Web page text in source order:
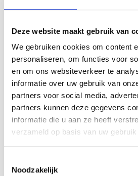
Deze website maakt gebruik van
We gebruiken cookies om content
personaliseren, om functies voor
en om ons websiteverkeer te
informatie over uw gebruik van
partners voor social media,
partners kunnen deze gegevens
informatie die u aan ze heeft
verzameld op basis van uw
Noodzakelijk
Rico Design
Borduurboek
Blossom Magic No.
184
patroontjes in randen voor